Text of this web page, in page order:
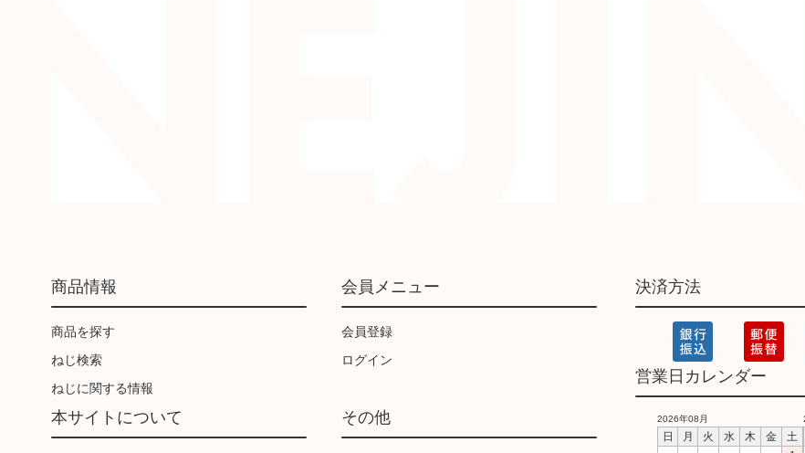
商品情報
商品を探す
ねじ検索
ねじに関する情報
会員メニュー
会員登録
ログイン
本サイトについて その他
決済方法
営業日カレンダー
2026年08月
日 月 火 水 木 金
土